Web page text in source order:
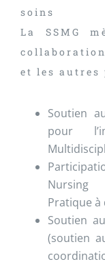
soins
La SSMG
et les autres
Soutien
pour
Nursing
Pratique
Soutien
(soutien